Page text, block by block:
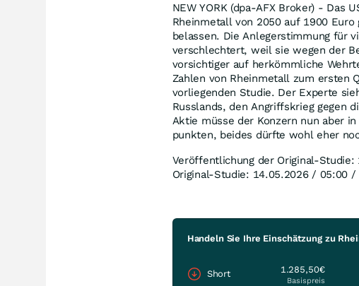
NEW YORK (dpa-AFX Broker) - Das
Rheinmetall von 2050 auf 1900
belassen. Die Anlegerstimmung für
verschlechtert, weil sie wegen der
vorsichtiger auf herkömmliche
Zahlen von Rheinmetall zum ersten
vorliegenden Studie. Der Experte
Russlands, den Angriffskrieg gegen
Aktie müsse der Konzern nun aber
punkten, beides dürfte wohl eher
Veröffentlichung der Original-
Original-Studie: 14.05.2026 / 05:00 /
Handeln Sie Ihre Einschätzung zu
Short 1.285,50€
Basispreis